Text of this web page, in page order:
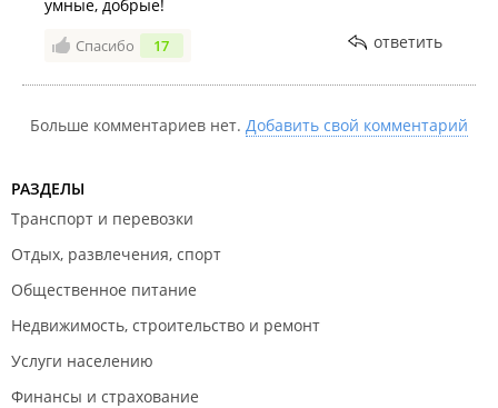
умные, добрые!
Спасибо 17 ответить
Больше комментариев нет. Добавить свой комментарий
РАЗДЕЛЫ
Транспорт и перевозки
Отдых, развлечения, спорт
Общественное питание
Недвижимость, строительство и ремонт
Услуги населению
Финансы и страхование